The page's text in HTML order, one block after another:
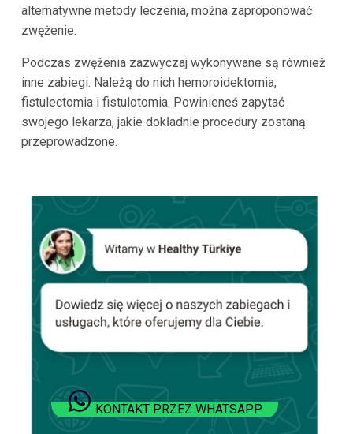
alternatywne metody leczenia, można zaproponować
zwężenie.
Podczas zwężenia zazwyczaj wykonywane są również
inne zabiegi. Należą do nich hemoroidektomia,
fistulectomia i fistulotomia. Powinieneś zapytać
swojego lekarza, jakie dokładnie procedury zostaną
przeprowadzone.
KONTAKT PRZEZ WHATSAPP